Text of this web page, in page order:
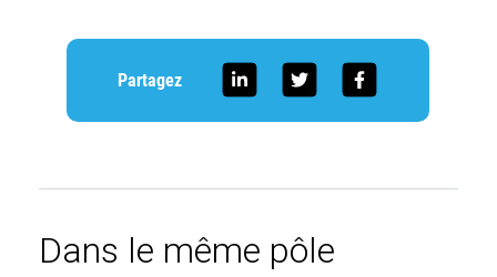
Partagez
Dans le même pôle